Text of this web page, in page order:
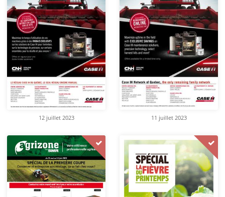
12 juillet 2023 11 juillet 2023